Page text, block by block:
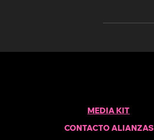
MEDIA KIT
CONTACTO ALIANZAS